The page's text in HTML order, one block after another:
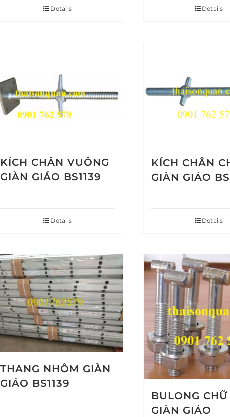
Details Details
KÍCH CHÂN VUÔNG
GIÀN GIÁO BS1139
Details
KÍCH CHÂN
GIÀN GIÁO
Details
THANG NHÔM GIÀN
GIÁO BS1139
BULONG CHỮ
GIÀN GIÁO